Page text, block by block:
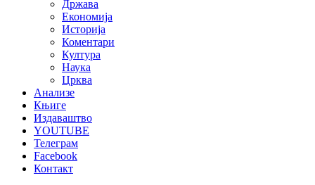
Држава
Економија
Историја
Коментари
Култура
Наука
Црква
Анализе
Књиге
Издаваштво
YOUTUBE
Телеграм
Facebook
Контакт